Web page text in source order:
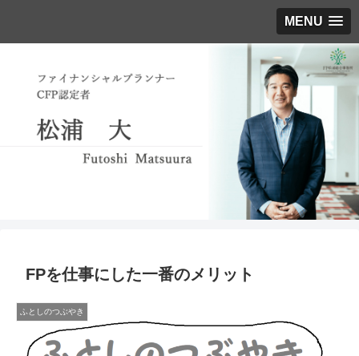
MENU
FPを仕事にした一番のメリット
ふとしのつぶやき